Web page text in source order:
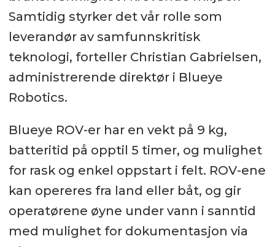
Samtidig styrker det vår rolle som
leverandør av samfunnskritisk
teknologi, forteller Christian Gabrielsen,
administrerende direktør i Blueye
Robotics.
Blueye ROV-er har en vekt på 9 kg,
batteritid på opptil 5 timer, og mulighet
for rask og enkel oppstart i felt. ROV-ene
kan opereres fra land eller båt, og gir
operatørene øyne under vann i sanntid
med mulighet for dokumentasjon via